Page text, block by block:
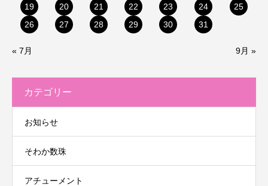
19
20 21 22 23 24
25
26
27 28 29 30 31
« 7月 9月 »
カテゴリー
お知らせ
そわか数珠
アチューメント